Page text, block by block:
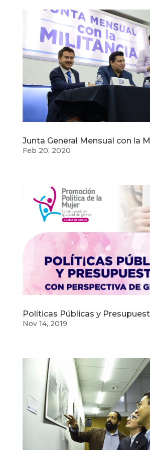
Junta General Mensual con la
Feb 20, 2020
Políticas Públicas y
Nov 14, 2019